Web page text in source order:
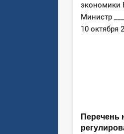
экономики
Министр
10 октября
Перечень